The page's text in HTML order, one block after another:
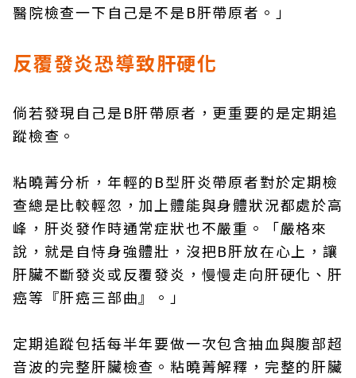
醫院檢查一下自己是不是B肝帶原者。」
反覆發炎恐導致肝硬化
倘若發現自己是B肝帶原者，更重要的是定期追
蹤檢查。
粘曉菁分析，年輕的B型肝炎帶原者對於定期檢
查總是比較輕忽，加上體能與身體狀況都處於高
峰，肝炎發作時通常症狀也不嚴重。「嚴格來
說，就是自恃身強體壯，沒把B肝放在心上，讓
肝臟不斷發炎或反覆發炎，慢慢走向肝硬化、肝
癌等『肝癌三部曲』。」
定期追蹤包括每半年要做一次包含抽血與腹部超
音波的完整肝臟檢查。粘曉菁解釋，完整的肝臟